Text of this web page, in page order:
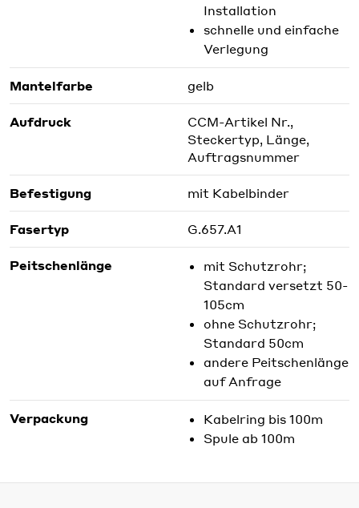
Installation
schnelle und einfache
Verlegung
Mantelfarbe gelb
Aufdruck
CCM-Artikel Nr.,
Steckertyp, Länge,
Auftragsnummer
Befestigung mit Kabelbinder
Fasertyp G.657.A1
Peitschenlänge
mit Schutzrohr;
Standard versetzt 50-
105cm
ohne Schutzrohr;
Standard 50cm
andere Peitschenlänge
auf Anfrage
Verpackung
Kabelring bis 100m
Spule ab 100m